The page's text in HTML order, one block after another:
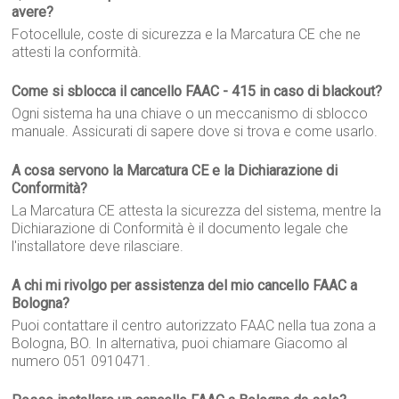
avere?
Fotocellule, coste di sicurezza e la Marcatura CE che ne
attesti la conformità.
Come si sblocca il cancello FAAC - 415 in caso di blackout?
Ogni sistema ha una chiave o un meccanismo di sblocco
manuale. Assicurati di sapere dove si trova e come usarlo.
A cosa servono la Marcatura CE e la Dichiarazione di
Conformità?
La Marcatura CE attesta la sicurezza del sistema, mentre la
Dichiarazione di Conformità è il documento legale che
l'installatore deve rilasciare.
A chi mi rivolgo per assistenza del mio cancello FAAC a
Bologna?
Puoi contattare il centro autorizzato FAAC nella tua zona a
Bologna, BO. In alternativa, puoi chiamare Giacomo al
numero 051 0910471.